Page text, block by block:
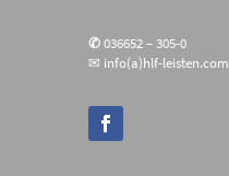
✆036652 – 305-0
✉ info(a)hlf-leisten.com